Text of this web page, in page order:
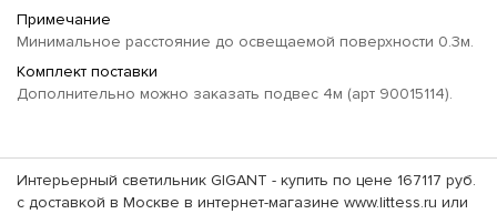
Примечание
Минимальное расстояние до освещаемой поверхности 0.3м.
Комплект поставки
Дополнительно можно заказать подвес 4м (арт 90015114).
Интерьерный светильник GIGANT - купить по цене 167117 руб.
с доставкой в Москве в интернет-магазине www.littess.ru или